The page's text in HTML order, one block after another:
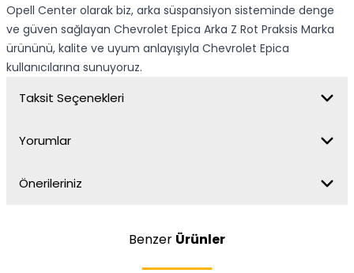
Opell Center olarak biz, arka süspansiyon sisteminde denge
ve güven sağlayan Chevrolet Epica Arka Z Rot Praksis Marka
ürününü, kalite ve uyum anlayışıyla Chevrolet Epica
kullanıcılarına sunuyoruz.
Taksit Seçenekleri
Yorumlar
Önerileriniz
Benzer Ürünler